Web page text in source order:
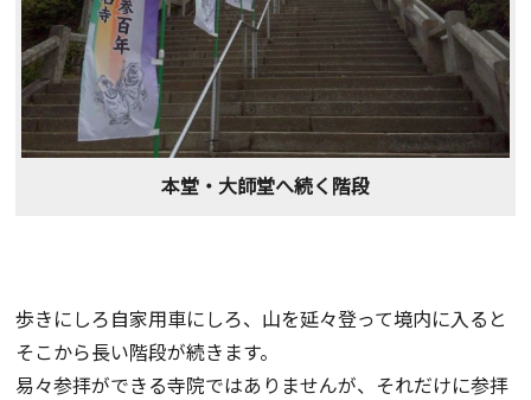
本堂・大師堂へ続く階段
歩きにしろ自家用車にしろ、山を延々登って境内に入ると
そこから長い階段が続きます。
易々参拝ができる寺院ではありませんが、それだけに参拝